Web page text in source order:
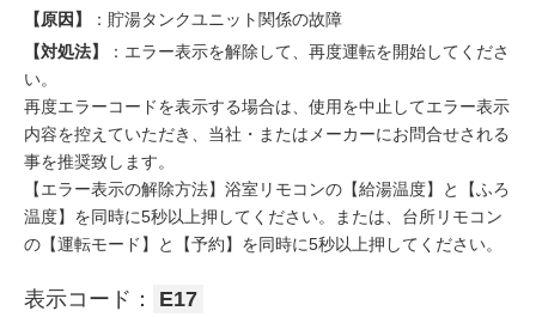
【原因】
：貯湯タンクユニット関係の故障
【対処法】
：エラー表示を解除して、再度運転を開始してくださ
い。
再度エラーコードを表示する場合は、使用を中止してエラー表示
内容を控えていただき、当社・またはメーカーにお問合せされる
事を推奨致します。
【エラー表示の解除方法】浴室リモコンの【給湯温度】と【ふろ
温度】を同時に5秒以上押してください。または、台所リモコン
の【運転モード】と【予約】を同時に5秒以上押してください。
表示コード： E17